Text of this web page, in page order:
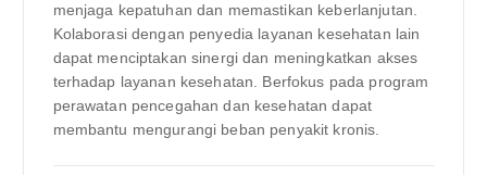
menjaga kepatuhan dan memastikan keberlanjutan.
Kolaborasi dengan penyedia layanan kesehatan lain
dapat menciptakan sinergi dan meningkatkan akses
terhadap layanan kesehatan. Berfokus pada program
perawatan pencegahan dan kesehatan dapat
membantu mengurangi beban penyakit kronis.